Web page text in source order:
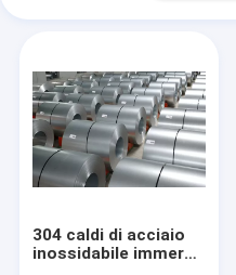
304 caldi di acciaio
inossidabile immersi